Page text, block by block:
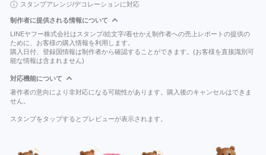
スタンプアレンジ/デコレーションに対応
制作者に提供される情報について
LINEヤフー株式会社はスタンプ/絵文字/着せかえ制作者への売上レポートの提供の
ために、お客様の購入情報を利用します。
購入日付、登録国情報は制作者から確認することができます。(お客様を直接識別可
能な情報は含まれません)
対応機能について
著作者の意向により非対応になる可能性があります。購入後のキャンセルはできま
せん。
スタンプをタップするとプレビューが表示されます。